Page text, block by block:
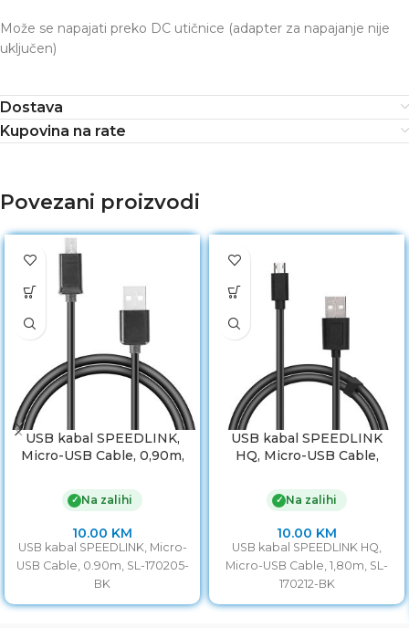
Može se napajati preko DC utičnice (adapter za napajanje nije
uključen)
Dostava
Kupovina na rate
Povezani proizvodi
USB kabal SPEEDLINK,
Micro-USB Cable, 0,90m,
✓ Na zalihi
10.00 KM
USB kabal SPEEDLINK, Micro-
USB Cable, 0.90m, SL-170205-
BK
USB kabal SPEEDLINK
HQ, Micro-USB Cable,
✓ Na zalihi
10.00 KM
USB kabal SPEEDLINK HQ,
Micro-USB Cable, 1,80m, SL-
170212-BK